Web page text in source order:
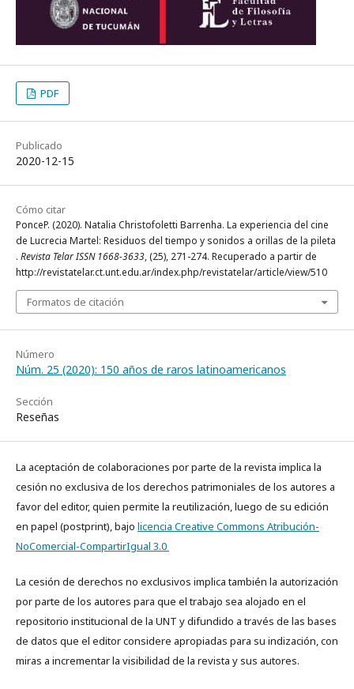
PDF
Publicado
2020-12-15
Cómo citar
PonceP. (2020). Natalia Christofoletti Barrenha. La experiencia del cine
de Lucrecia Martel: Residuos del tiempo y sonidos a orillas de la pileta
. Revista Telar ISSN 1668-3633, (25), 271-274. Recuperado a partir de
http://revistatelar.ct.unt.edu.ar/index.php/revistatelar/article/view/510
Formatos de citación
Número
Núm. 25 (2020): 150 años de raros latinoamericanos
Sección
Reseñas
La aceptación de colaboraciones por parte de la revista implica la
cesión no exclusiva de los derechos patrimoniales de los autores a
favor del editor, quien permite la reutilización, luego de su edición
en papel (postprint), bajo licencia Creative Commons Atribución-
NoComercial-CompartirIgual 3.0
La cesión de derechos no exclusivos implica también la autorización
por parte de los autores para que el trabajo sea alojado en el
repositorio institucional de la UNT y difundido a través de las bases
de datos que el editor considere apropiadas para su indización, con
miras a incrementar la visibilidad de la revista y sus autores.